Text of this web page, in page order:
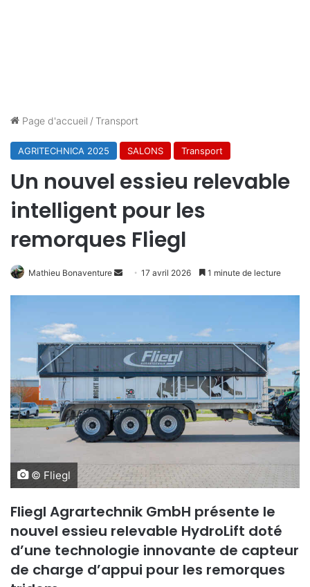
Page d'accueil /Transport
AGRITECHNICA 2025 SALONS Transport
Un nouvel essieu relevable
intelligent pour les
remorques Fliegl
Mathieu Bonaventure
Envoyer17 avril 2026 1 minute de lecture
© Fliegl
Fliegl Agrartechnik GmbH présente le
nouvel essieu relevable HydroLift doté
d’une technologie innovante de capteur
de charge d’appui pour les remorques